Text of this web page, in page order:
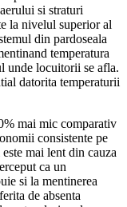
si straturi
la nivelul superior al
din pardoseala
temperatura
unde locuitorii se afla.
datorita temperaturii
mai mic comparativ
consistente pe
mai lent din cauza
ca un
si la mentinerea
de absenta